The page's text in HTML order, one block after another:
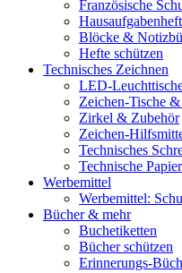
Französische
Blöcke &
Hefte schützen
Technisches Zeichnen
LED-
Zeichen-Tische &
Zirkel & Zubehör
Zeichen-
Technisches
Technische
Werbemittel
Werbemittel:
Bücher & mehr
Buchetiketten
Bücher schützen
Erinnerungs-